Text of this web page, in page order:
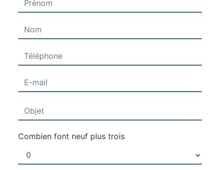
Combien font neuf plus trois